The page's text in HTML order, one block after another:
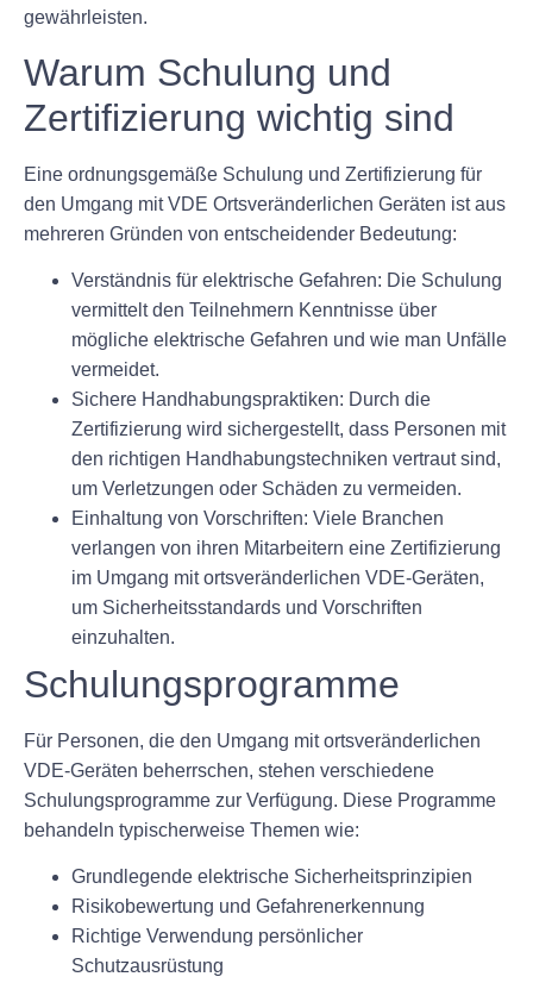
gewährleisten.
Warum Schulung und
Zertifizierung wichtig sind
Eine ordnungsgemäße Schulung und Zertifizierung für
den Umgang mit VDE Ortsveränderlichen Geräten ist aus
mehreren Gründen von entscheidender Bedeutung:
Verständnis für elektrische Gefahren: Die Schulung
vermittelt den Teilnehmern Kenntnisse über
mögliche elektrische Gefahren und wie man Unfälle
vermeidet.
Sichere Handhabungspraktiken: Durch die
Zertifizierung wird sichergestellt, dass Personen mit
den richtigen Handhabungstechniken vertraut sind,
um Verletzungen oder Schäden zu vermeiden.
Einhaltung von Vorschriften: Viele Branchen
verlangen von ihren Mitarbeitern eine Zertifizierung
im Umgang mit ortsveränderlichen VDE-Geräten,
um Sicherheitsstandards und Vorschriften
einzuhalten.
Schulungsprogramme
Für Personen, die den Umgang mit ortsveränderlichen
VDE-Geräten beherrschen, stehen verschiedene
Schulungsprogramme zur Verfügung. Diese Programme
behandeln typischerweise Themen wie:
Grundlegende elektrische Sicherheitsprinzipien
Risikobewertung und Gefahrenerkennung
Richtige Verwendung persönlicher
Schutzausrüstung